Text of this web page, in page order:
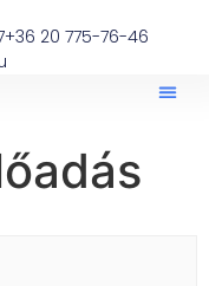
+36 20 775-76-46